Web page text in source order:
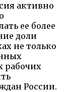
активно
ее более
доли
не только
рабочих
России.